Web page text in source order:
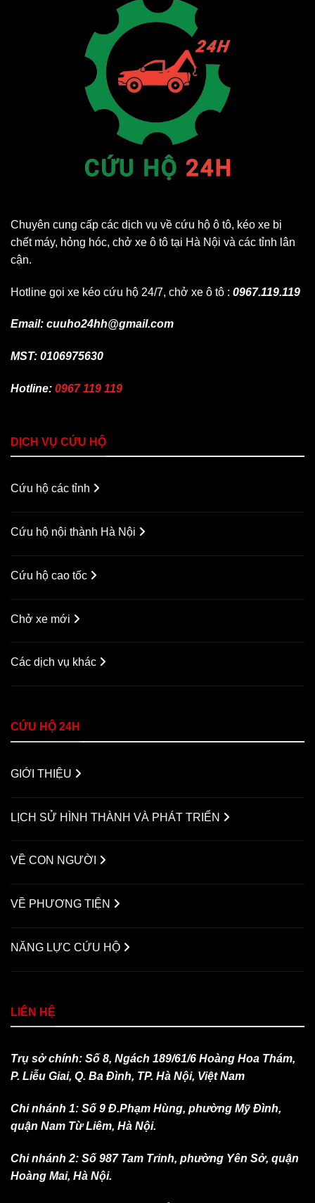
Chuyên cung cấp các dịch vụ về cứu hộ ô tô, kéo xe bị
chết máy, hỏng hóc, chở xe ô tô tại Hà Nội và các tỉnh lân
cận.
Hotline gọi xe kéo cứu hộ 24/7, chở xe ô tô : 0967.119.119
Email: cuuho24hh@gmail.com
MST: 0106975630
Hotline: 0967 119 119
DỊCH VỤ CỨU HỘ
Cứu hộ các tỉnh
Cứu hộ nội thành Hà Nội
Cứu hộ cao tốc
Chở xe mới
Các dịch vụ khác
CỨU HỘ 24H
GIỚI THIỆU
LỊCH SỬ HÌNH THÀNH VÀ PHÁT TRIỂN
VỀ CON NGƯỜI
VỀ PHƯƠNG TIỆN
NĂNG LỰC CỨU HỘ
LIÊN HỆ
Trụ sở chính: Số 8, Ngách 189/61/6 Hoàng Hoa Thám,
P. Liễu Giai, Q. Ba Đình, TP. Hà Nội, Việt Nam
Chi nhánh 1: Số 9 Đ.Phạm Hùng, phường Mỹ Đình,
quận Nam Từ Liêm, Hà Nội.
Chi nhánh 2: Số 987 Tam Trinh, phường Yên Sở, quận
Hoàng Mai, Hà Nội.